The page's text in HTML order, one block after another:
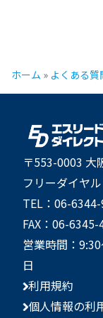
ホーム » よくある質
〒553-0003 大
フリーダイヤ
TEL：06-
FAX：06-6345-
営業時間：
日
利用規約
個人情報の利